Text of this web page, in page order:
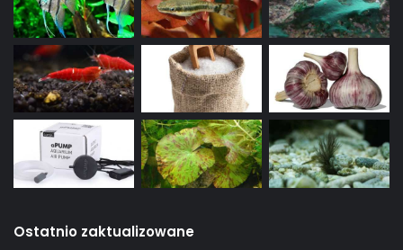
Ostatnio zaktualizowane